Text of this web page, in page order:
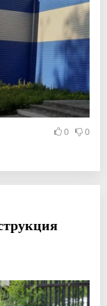
0 0